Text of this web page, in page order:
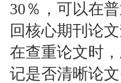
30％，可以在
回核心期刊论
在查重论文时
记是否清晰论